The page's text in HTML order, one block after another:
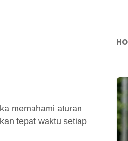
memahami aturan
tepat waktu setiap